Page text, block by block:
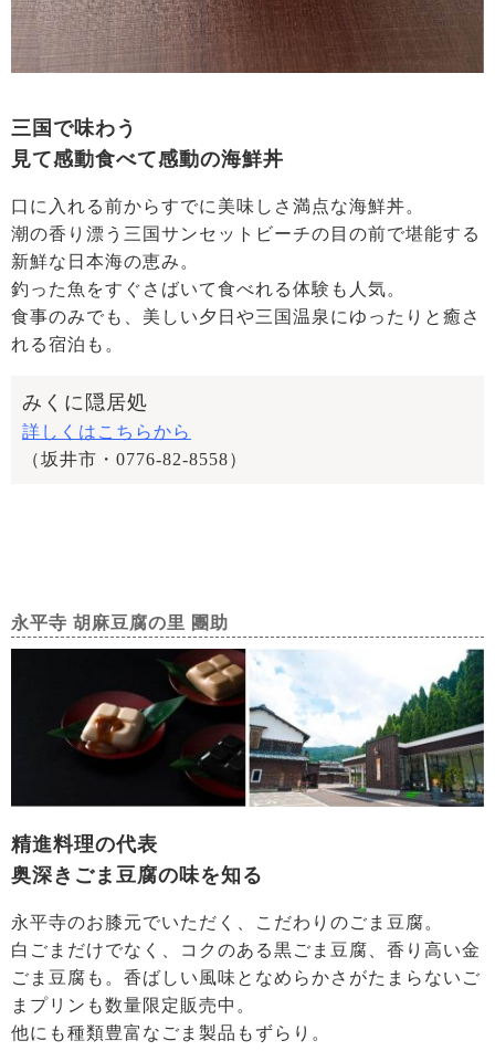
三国で味わう
見て感動食べて感動の海鮮丼
口に入れる前からすでに美味しさ満点な海鮮丼。
潮の香り漂う三国サンセットビーチの目の前で堪能する
新鮮な日本海の恵み。
釣った魚をすぐさばいて食べれる体験も人気。
食事のみでも、美しい夕日や三国温泉にゆったりと癒さ
れる宿泊も。
みくに隠居処
詳しくはこちらから
（坂井市・0776-82-8558）
永平寺 胡麻豆腐の里 團助
精進料理の代表
奥深きごま豆腐の味を知る
永平寺のお膝元でいただく、こだわりのごま豆腐。
白ごまだけでなく、コクのある黒ごま豆腐、香り高い金
ごま豆腐も。香ばしい風味となめらかさがたまらないご
まプリンも数量限定販売中。
他にも種類豊富なごま製品もずらり。